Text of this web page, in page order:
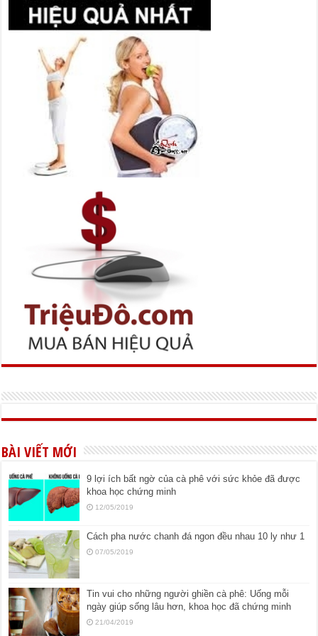
BÀI VIẾT MỚI
9 lợi ích bất ngờ của cà phê với sức khỏe đã được
khoa học chứng minh
12/05/2019
Cách pha nước chanh đá ngon đều nhau 10 ly như 1
07/05/2019
Tin vui cho những người ghiền cà phê: Uống mỗi
ngày giúp sống lâu hơn, khoa học đã chứng minh
21/04/2019